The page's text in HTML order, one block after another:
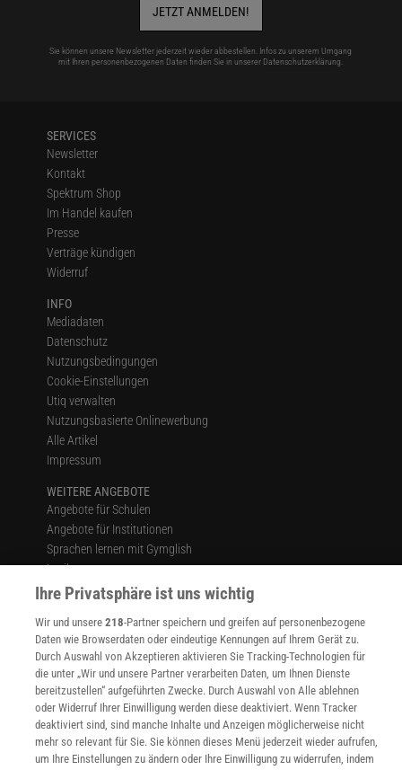
JETZT ANMELDEN!
Sie können unsere Newsletter jederzeit wieder abbestellen. Infos zu unserem Umgang
mit Ihren personenbezogenen Daten finden Sie in unserer Datenschutzerklärung
SERVICES
Newsletter
Kontakt
Spektrum Shop
Im Handel kaufen
Presse
Verträge kündigen
Widerruf
INFO
Mediadaten
Datenschutz
Nutzungsbedingungen
Cookie-Einstellungen
Utiq verwalten
Nutzungsbasierte Onlinewerbung
Alle Artikel
Impressum
WEITERE ANGEBOTE
Angebote für Schulen
Angebote für Institutionen
Sprachen lernen mit Gymglish
Lexika
Für Spektrum schreiben
WEBSEITEN
KielSCN
Wissenschaft in die Schulen
SciLogs
Ihre Privatsphäre ist uns wichtig
Wir und unsere218-Partner speichern und greifen auf personenbezogene
Daten wie Browserdaten oder eindeutige Kennungen auf Ihrem Gerät zu.
Durch Auswahl von Akzeptieren aktivieren Sie Tracking-Technologien für
die unter „Wir und unsere Partner verarbeiten Daten, um Ihnen Dienste
bereitzustellen“ aufgeführten Zwecke. Durch Auswahl von Alle ablehnen
oder Widerruf Ihrer Einwilligung werden diese deaktiviert. Wenn Tracker
deaktiviert sind, sind manche Inhalte und Anzeigen möglicherweise nicht
mehr so relevant für Sie. Sie können dieses Menü jederzeit wieder aufrufen,
um Ihre Einstellungen zu ändern oder Ihre Einwilligung zu widerrufen, indem